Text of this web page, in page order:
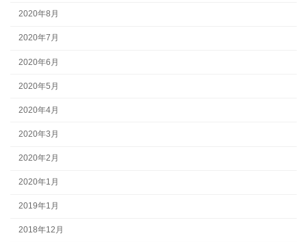
2020年8月
2020年7月
2020年6月
2020年5月
2020年4月
2020年3月
2020年2月
2020年1月
2019年1月
2018年12月